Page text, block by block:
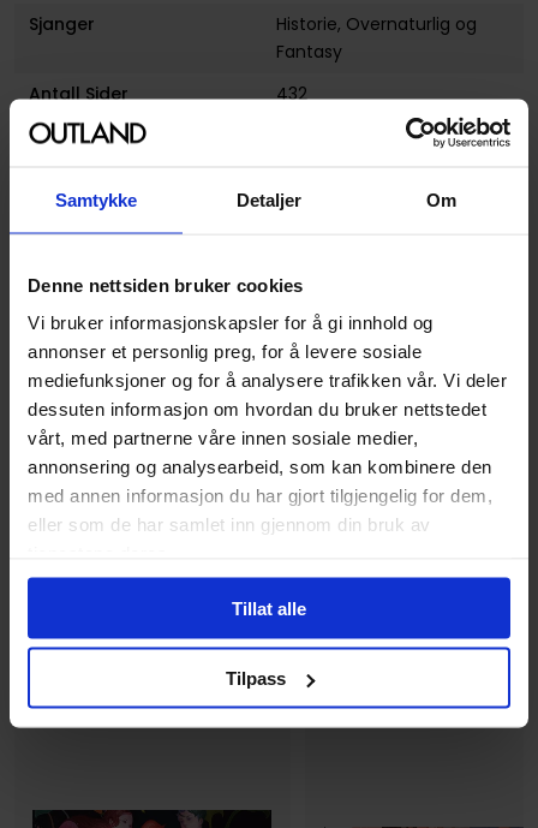
Samtykke Detaljer Om
Denne nettsiden bruker cookies
Vi bruker informasjonskapsler for å gi innhold og
annonser et personlig preg, for å levere sosiale
mediefunksjoner og for å analysere trafikken vår. Vi deler
dessuten informasjon om hvordan du bruker nettstedet
vårt, med partnerne våre innen sosiale medier,
annonsering og analysearbeid, som kan kombinere den
med annen informasjon du har gjort tilgjengelig for dem,
eller som de har samlet inn gjennom din bruk av
Tillat alle
Tilpass
Sjanger Historie, Overnaturlig og
Fantasy
Antall Sider
432
Utgiver
(dd.mm.yyyy)
Subsjanger:
Dark Fantasy
Aldersgruppe
Ungdom
Avansert Format
Hardcover
Språk
Engelsk
Leverandørstatus
Tilgjengelig
Utvalgte produkter
På nettlager